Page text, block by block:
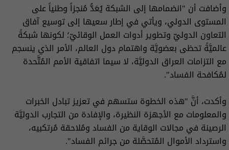
وأضافت أن "انضمامها إلى الشبكة يُعَدُّ مُنجزاً وطنياً على
المستوى الدولي، ويأتي في إطار سعيها إلى توسيع آفاق
التعاون الدوليّ وتطوير أدوات العمل الوقائيّ؛ لكونها شبكةً
عالميَّةً تحظى بعضويَّة واهتمام دول العالم، الأمر الذي ينسجم
مع التزامات العراق الدوليَّة، لا سيما اتفاقية الأمم المُتَّحدة
لمُكافحة الفساد".
وأكدت، أنَّ "هذه الخطوة ستسهم في تعزيز تبادل الخبرات
والمعلومات مع الأجهزة النظيرة، والإفادة من التجارب الدوليَّة
الرصينة في مجالات الوقاية من الفساد ومُلاحقة مُرتكبيه،
واسترداد الأموال المُتحصَّلة من جرائم الفساد".